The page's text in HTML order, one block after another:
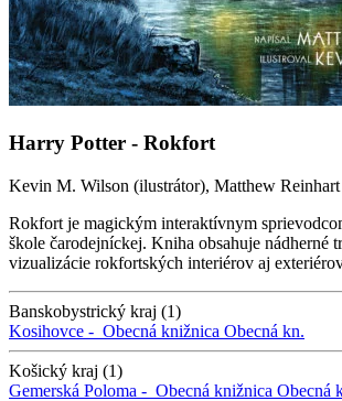
Harry Potter - Rokfort
Kevin M. Wilson (ilustrátor), Matthew Reinhart
Rokfort je magickým interaktívnym
škole čarodejníckej. Kniha obsahuje nádherné
vizualizácie rokfortských interiérov aj
Banskobystrický kraj (1)
Kosihovce - Obecná knižnica Obecná kn.
Košický kraj (1)
Gemerská Poloma - Obecná knižnica Obecná